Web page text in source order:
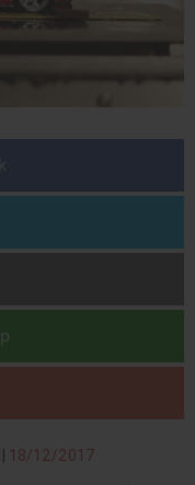
18/12/2017